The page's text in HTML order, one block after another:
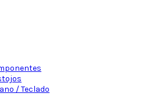
/ Teclado